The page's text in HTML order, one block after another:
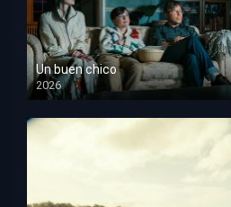
Un buen chico
2026
HD 1080p